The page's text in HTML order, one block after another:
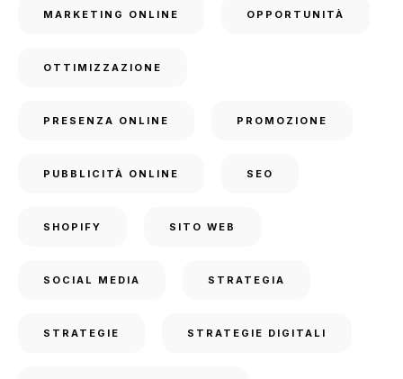
MARKETING ONLINE OPPORTUNITÀ
OTTIMIZZAZIONE
PRESENZA ONLINE PROMOZIONE
PUBBLICITÀ ONLINE SEO
SHOPIFY SITO WEB
SOCIAL MEDIA STRATEGIA
STRATEGIE STRATEGIE DIGITALI